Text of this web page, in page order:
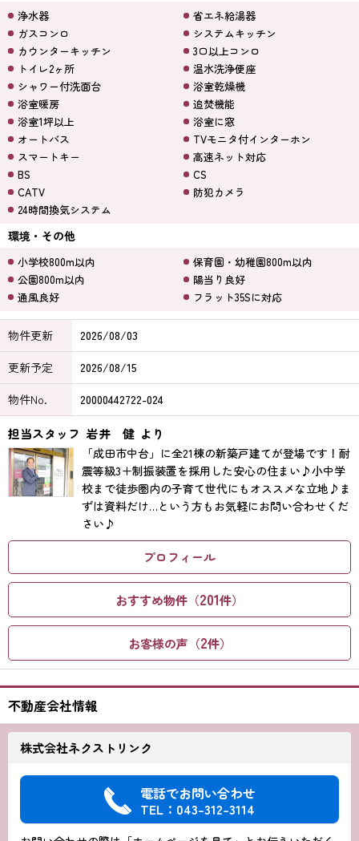
浄水器
省エネ給湯器
ガスコンロ
システムキッチン
カウンターキッチン
3口以上コンロ
トイレ2ヶ所
温水洗浄便座
シャワー付洗面台
浴室乾燥機
浴室暖房
追焚機能
浴室1坪以上
浴室に窓
オートバス
TVモニタ付インターホン
スマートキー
高速ネット対応
BS
CS
CATV
防犯カメラ
24時間換気システム
環境・その他
小学校800m以内
保育園・幼稚園800m以内
公園800m以内
陽当り良好
通風良好
フラット35Sに対応
物件更新
2026/08/03
更新予定
2026/08/15
物件No.
20000442722-024
担当スタッフ 岩井 健 より
「成田市中台」に全21棟の新築戸建てが登場です！耐
震等級3＋制振装置を採用した安心の住まい♪小中学
校まで徒歩圏内の子育て世代にもオススメな立地♪ま
ずは資料だけ…という方もお気軽にお問い合わせくだ
さい♪
プロフィール
おすすめ物件（201件）
お客様の声（2件）
不動産会社情報
株式会社ネクストリンク
電話でお問い合わせ
TEL：043-312-3114